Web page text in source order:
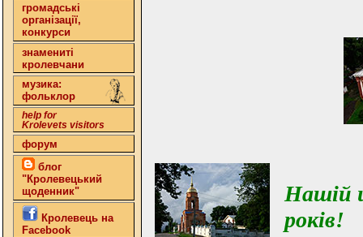
громадські
організації,
конкурси
знамениті
кролевчани
музика:
фольклор
help for
Krolevets visitors
форум
блог
"Кролевецький
щоденник"
Кролевець на
Facebook
Нашій
років!